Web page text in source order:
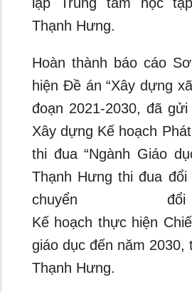
Thạnh Hưng.
Hoàn thành báo cáo
hiện Đề án “Xây dựng
đoạn 2021-2030, đã
Xây dựng Kế hoạch
thi đua “Ngành Giáo
Thạnh Hưng thi đua
chuyển
Kế hoạch thực hiện
giáo dục đến năm
Thạnh Hưng.